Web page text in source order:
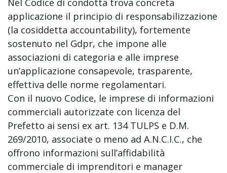
Nel Codice di condotta trova concreta
applicazione il principio di responsabilizzazione
(la cosiddetta accountability), fortemente
sostenuto nel Gdpr, che impone alle
associazioni di categoria e alle imprese
un’applicazione consapevole, trasparente,
effettiva delle norme regolamentari.
Con il nuovo Codice, le imprese di informazioni
commerciali autorizzate con licenza del
Prefetto ai sensi ex art. 134 TULPS e D.M.
269/2010, associate o meno ad A.N.C.I.C., che
offrono informazioni sull’affidabilità
commerciale di imprenditori e manager